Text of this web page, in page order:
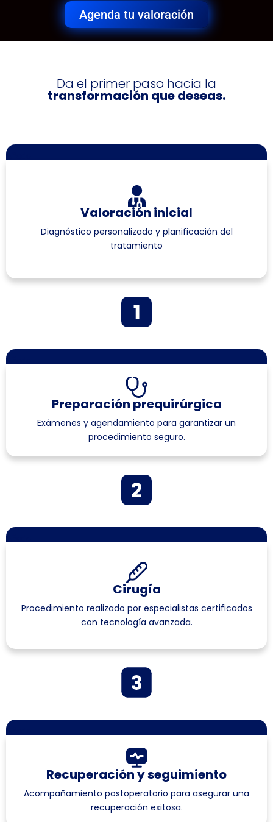
Agenda tu valoración
Da el primer paso hacia la
transformación que deseas.
Añade
Valoración inicial
Diagnóstico personalizado y planificación del
tratamiento
Añade
Preparación prequirúrgica
Exámenes y agendamiento para garantizar un
procedimiento seguro.
Añade
Cirugía
Procedimiento realizado por especialistas certificados
con tecnología avanzada.
Añade
Recuperación y seguimiento
Acompañamiento postoperatorio para asegurar una
recuperación exitosa.